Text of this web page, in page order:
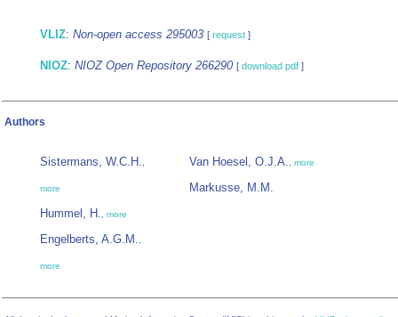
VLIZ: Non-open access 295003 [ request ]
NIOZ: NIOZ Open Repository 266290 [ download pdf ]
Authors
Sistermans, W.C.H.,
more
Hummel, H., more
Engelberts, A.G.M.,
more
Van Hoesel, O.J.A., more
Markusse, M.M.